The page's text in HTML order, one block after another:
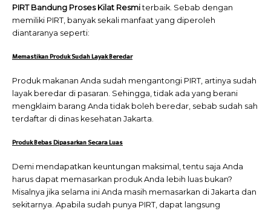
PIRT Bandung Proses Kilat Resmiterbaik. Sebab dengan
memiliki PIRT, banyak sekali manfaat yang diperoleh
diantaranya seperti:
Memastikan Produk Sudah Layak Beredar
Produk makanan Anda sudah mengantongi PIRT, artinya sudah
layak beredar di pasaran. Sehingga, tidak ada yang berani
mengklaim barang Anda tidak boleh beredar, sebab sudah sah
terdaftar di dinas kesehatan Jakarta.
Produk Bebas Dipasarkan Secara Luas
Demi mendapatkan keuntungan maksimal, tentu saja Anda
harus dapat memasarkan produk Anda lebih luas bukan?
Misalnya jika selama ini Anda masih memasarkan di Jakarta dan
sekitarnya. Apabila sudah punya PIRT, dapat langsung